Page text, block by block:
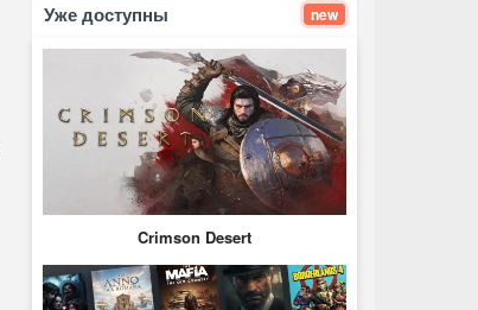
Уже доступны new
Crimson Desert